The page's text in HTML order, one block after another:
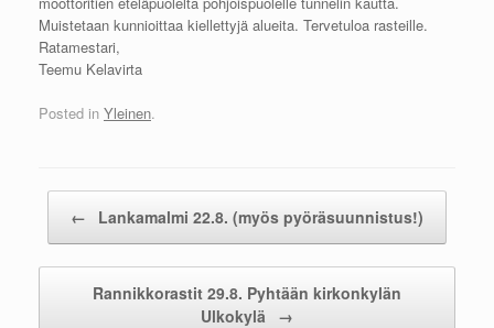
Muistetaan kunnioittaa kiellettyjä alueita. Tervetuloa rasteille.
Ratamestari,
Teemu Kelavirta
Posted in Yleinen.
← Lankamalmi 22.8. (myös pyöräsuunnistus!)
Rannikkorastit 29.8. Pyhtään kirkonkylän
Ulkokylä
→